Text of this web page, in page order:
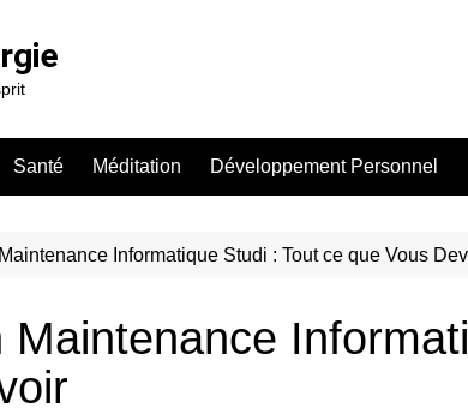
Santé Méditation Développement Personnel
Informatique Studi : Tout ce que Vous
Maintenance